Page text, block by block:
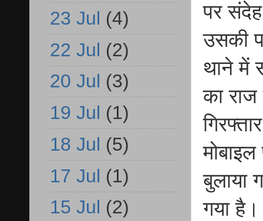
पर
उसकी
थाने में
का राज
बुलाया
गया है।
23 Jul (4)
22 Jul (2)
20 Jul (3)
19 Jul (1)
18 Jul (5)
17 Jul (1)
15 Jul (2)